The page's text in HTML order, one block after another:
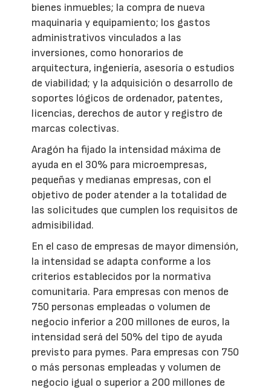
bienes inmuebles; la compra de nueva
maquinaria y equipamiento; los gastos
administrativos vinculados a las
inversiones, como honorarios de
arquitectura, ingeniería, asesoría o estudios
de viabilidad; y la adquisición o desarrollo de
soportes lógicos de ordenador, patentes,
licencias, derechos de autor y registro de
marcas colectivas.
Aragón ha fijado la intensidad máxima de
ayuda en el 30% para microempresas,
pequeñas y medianas empresas, con el
objetivo de poder atender a la totalidad de
las solicitudes que cumplen los requisitos de
admisibilidad.
En el caso de empresas de mayor dimensión,
la intensidad se adapta conforme a los
criterios establecidos por la normativa
comunitaria. Para empresas con menos de
750 personas empleadas o volumen de
negocio inferior a 200 millones de euros, la
intensidad será del 50% del tipo de ayuda
previsto para pymes. Para empresas con 750
o más personas empleadas y volumen de
negocio igual o superior a 200 millones de